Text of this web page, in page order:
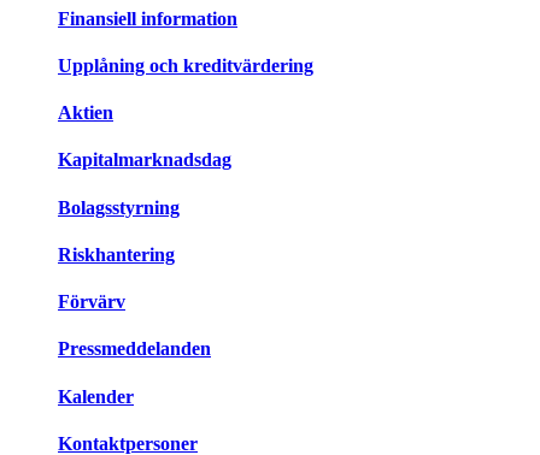
Finansiell information
Upplåning och kreditvärdering
Aktien
Kapitalmarknadsdag
Bolagsstyrning
Riskhantering
Förvärv
Pressmeddelanden
Kalender
Kontaktpersoner